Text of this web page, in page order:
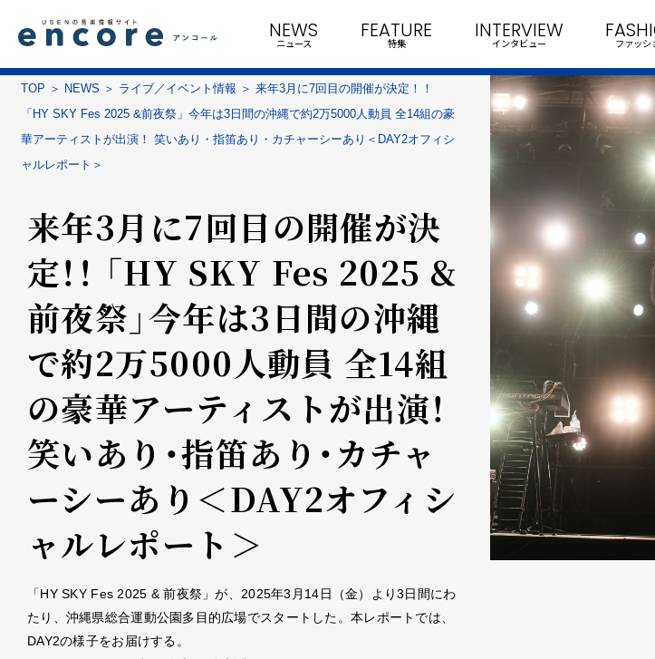
NEWS
ニュース
FEATURE
特集
INTERVIEW
インタビュー ファッシ
TOP NEWS ライブ／イベント情報
来年3月に7回目の開催が決定！！
「HY SKY Fes 2025 &前夜祭」今年は3日間の沖縄で約2万5000人動員 全14組の豪
華アーティストが出演！ 笑いあり・指笛あり・カチャーシーあり＜DAY2オフィシ
ャルレポート＞
来年3月に7回目の開催が決
定！！ 「HY SKY Fes 2025 &
前夜祭」今年は3日間の沖縄
で約2万5000人動員 全14組
の豪華アーティストが出演！
笑いあり・指笛あり・カチャ
ーシーあり＜DAY2オフィシ
ャルレポート＞
「HY SKY Fes 2025 & 前夜祭」が、2025年3月14日（金）より3日間にわ
たり、沖縄県総合運動公園多目的広場でスタートした。本レポートでは、
DAY2の様子をお届けする。